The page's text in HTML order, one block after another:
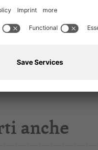
Bolzano
anche